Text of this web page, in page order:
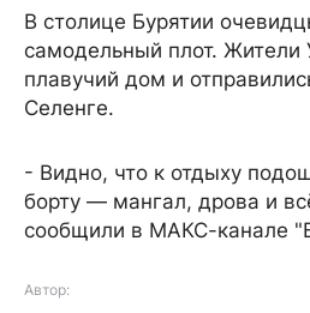
В столице Бурятии
самодельный плот. Жители
плавучий дом и
Селенге.
- Видно, что к отдыху
борту — мангал, дрова и
сообщили в МАКС-канале
Автор: